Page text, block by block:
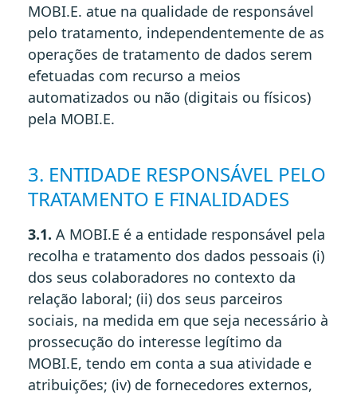
MOBI.E. atue na qualidade de responsável
pelo tratamento, independentemente de as
operações de tratamento de dados serem
efetuadas com recurso a meios
automatizados ou não (digitais ou físicos)
pela MOBI.E.
3. ENTIDADE RESPONSÁVEL PELO
TRATAMENTO E FINALIDADES
3.1. A MOBI.E é a entidade responsável pela
recolha e tratamento dos dados pessoais (i)
dos seus colaboradores no contexto da
relação laboral; (ii) dos seus parceiros
sociais, na medida em que seja necessário à
prossecução do interesse legítimo da
MOBI.E, tendo em conta a sua atividade e
atribuições; (iv) de fornecedores externos,